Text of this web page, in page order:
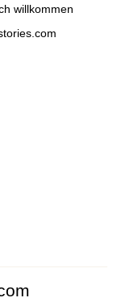
willkommen